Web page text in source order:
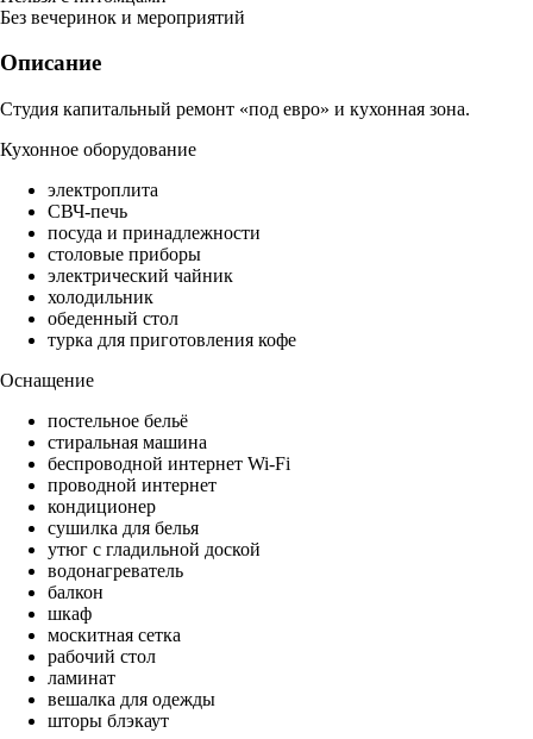
Без вечеринок и мероприятий
Описание
Студия капитальный ремонт «под евро» и кухонная зона.
Кухонное оборудование
электроплита
СВЧ-печь
посуда и принадлежности
столовые приборы
электрический чайник
холодильник
обеденный стол
турка для приготовления кофе
Оснащение
постельное бельё
стиральная машина
беспроводной интернет Wi-Fi
проводной интернет
кондиционер
сушилка для белья
утюг с гладильной доской
водонагреватель
балкон
шкаф
москитная сетка
рабочий стол
ламинат
вешалка для одежды
шторы блэкаут